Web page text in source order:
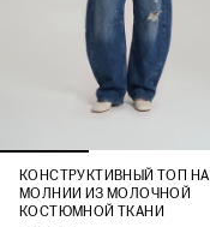
КОНСТРУКТИВНЫЙ ТОП НА
МОЛНИИ ИЗ МОЛОЧНОЙ
КОСТЮМНОЙ ТКАНИ